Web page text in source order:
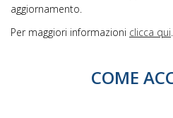
aggiornamento.
Per maggiori informazioni clicca qui.
COME